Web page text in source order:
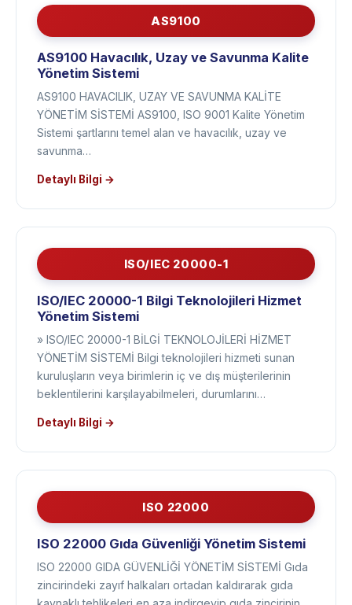
AS9100
AS9100 Havacılık, Uzay ve Savunma Kalite
Yönetim Sistemi
AS9100 HAVACILIK, UZAY VE SAVUNMA KALİTE
YÖNETİM SİSTEMİ AS9100, ISO 9001 Kalite Yönetim
Sistemi şartlarını temel alan ve havacılık, uzay ve
savunma…
ISO/IEC 20000-1
ISO/IEC 20000-1 Bilgi Teknolojileri Hizmet
Yönetim Sistemi
» ISO/IEC 20000-1 BİLGİ TEKNOLOJİLERİ HİZMET
YÖNETİM SİSTEMİ Bilgi teknolojileri hizmeti sunan
kuruluşların veya birimlerin iç ve dış müşterilerinin
beklentilerini karşılayabilmeleri, durumlarını…
ISO 22000
ISO 22000 Gıda Güvenliği Yönetim Sistemi
ISO 22000 GIDA GÜVENLİĞİ YÖNETİM SİSTEMİ Gıda